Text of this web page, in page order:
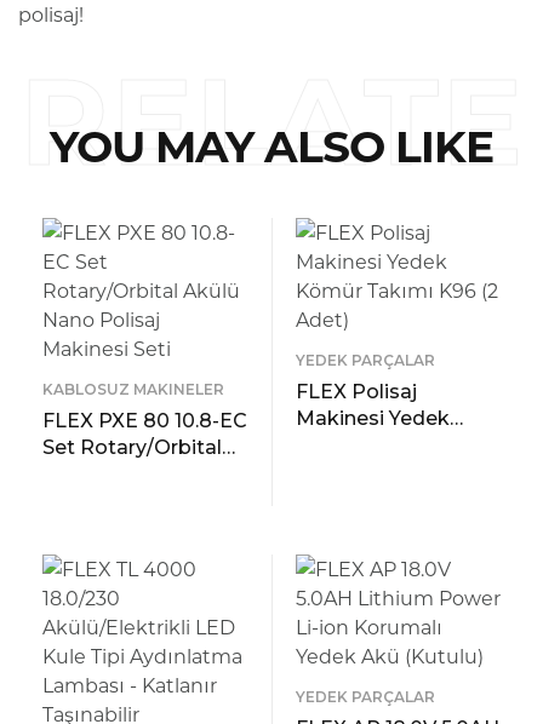
polisaj!
YOU MAY ALSO LIKE
RELATE
D
KABLOSUZ MAKINELER
FLEX PXE 80 10.8-EC
Set Rotary/Orbital
YEDEK PARÇALAR
FLEX Polisaj
Makinesi Yedek
YEDEK PARÇALAR